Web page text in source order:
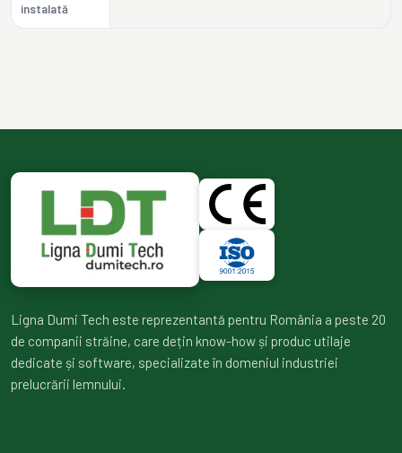
instalată
Ligna Dumi Tech este reprezentantă pentru România a peste 20
de companii străine, care dețin know-how și produc utilaje
dedicate și software, specializate în domeniul industriei
prelucrării lemnului.